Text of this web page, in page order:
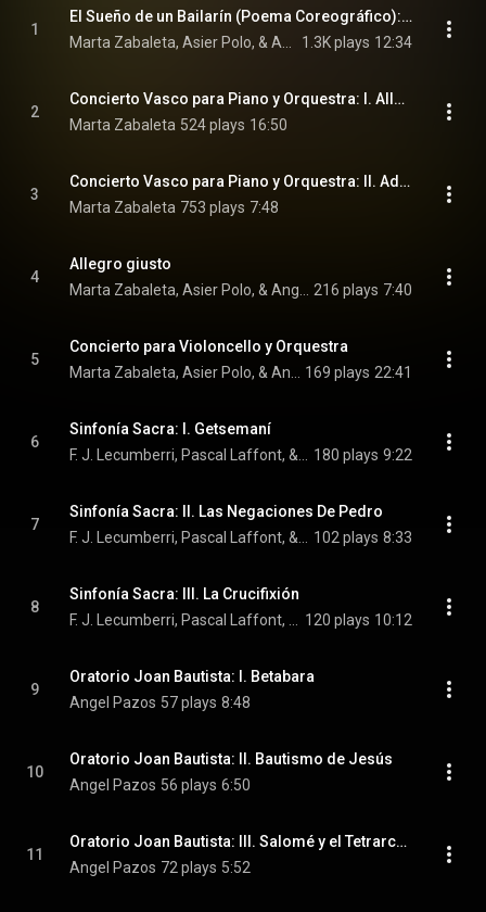
1
El Sueño de un Bailarín (Poema Coreográfico): Allegro moderato (scherzando)
1.3K plays 12:34
2
Concierto Vasco para Piano y Orquestra: I. Allegro moderato
Marta Zabaleta 524 plays 16:50
3
Concierto Vasco para Piano y Orquestra: II. Adagio cantabile
Marta Zabaleta 753 plays 7:48
4
Allegro giusto
216 plays 7:40
5
Concierto para Violoncello y Orquestra
169 plays 22:41
6
Sinfonía Sacra: I. Getsemaní
180 plays 9:22
7
Sinfonía Sacra: II. Las Negaciones De Pedro
102 plays 8:33
8
Sinfonía Sacra: III. La Crucifixión
120 plays 10:12
9
Oratorio Joan Bautista: I. Betabara
Angel Pazos 57 plays 8:48
10
Oratorio Joan Bautista: II. Bautismo de Jesús
Angel Pazos 56 plays 6:50
11
Oratorio Joan Bautista: III. Salomé y el Tetrarca Herodes
Angel Pazos 72 plays 5:52